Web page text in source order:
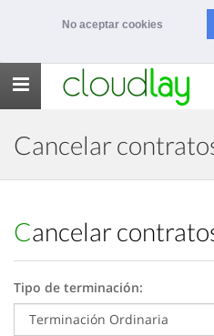
No aceptar cookies
Toggle
navigation
Cancelar
Cancelar
Tipo de terminación: